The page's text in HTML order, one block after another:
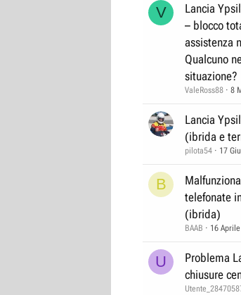
V
Lancia
– blocco
assistenza
Qualcuno
situazione?
ValeRoss88 8
Lancia
(ibrida e
pilota54 17
B
telefonate
(ibrida)
BAAB 16
U
Problema
chiusure